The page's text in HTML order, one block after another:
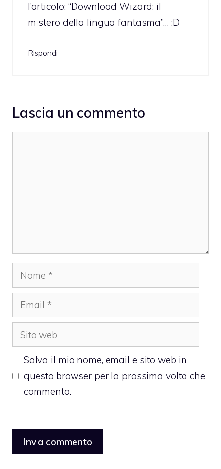
l’articolo: “Download Wizard: il
mistero della lingua fantasma”… :D
Rispondi
Lascia un commento
Nome
Email
Sito
web
Salva il mio nome, email e sito web in
questo browser per la prossima volta che
commento.